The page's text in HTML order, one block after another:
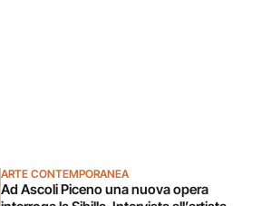
ARTE CONTEMPORANEA
Ad Ascoli Piceno una nuova opera